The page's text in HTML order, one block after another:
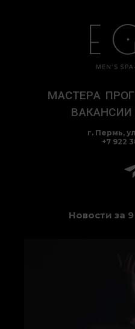
МАСТЕРА
ВАКАНСИИ
г. Пермь,
+7 922
Новости за